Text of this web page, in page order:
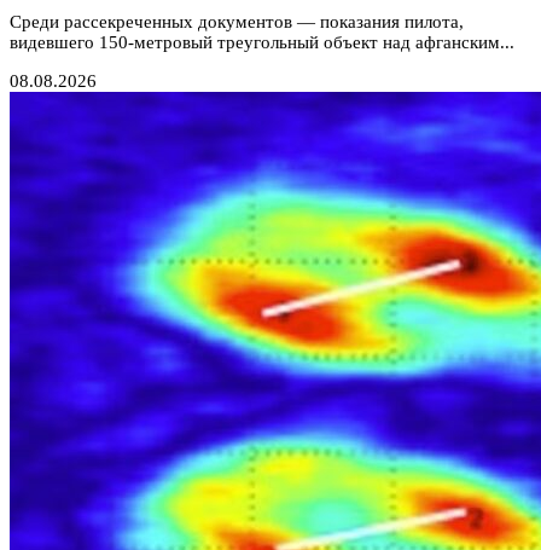
Среди рассекреченных документов — показания пилота,
видевшего 150-метровый треугольный объект над афганским...
08.08.2026